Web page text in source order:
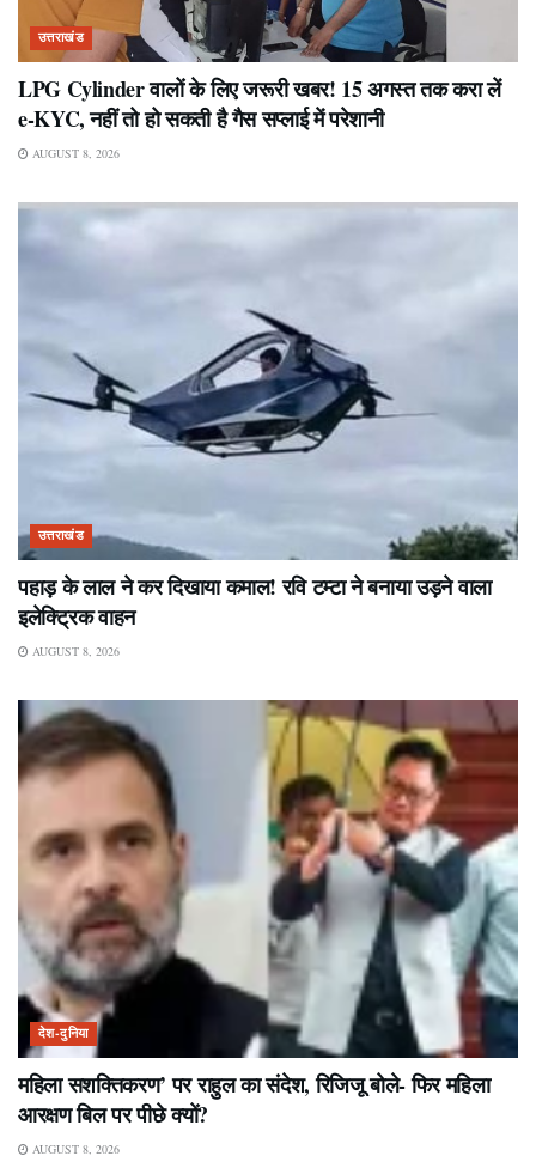
उत्तराखंड
LPG Cylinder वालों के लिए जरूरी खबर! 15 अगस्त तक करा लें
e-KYC, नहीं तो हो सकती है गैस सप्लाई में परेशानी
AUGUST 8, 2026
उत्तराखंड
पहाड़ के लाल ने कर दिखाया कमाल! रवि टम्टा ने बनाया उड़ने वाला
इलेक्ट्रिक वाहन
AUGUST 8, 2026
देश-दुनिया
महिला सशक्तिकरण’ पर राहुल का संदेश, रिजिजू बोले- फिर महिला
आरक्षण बिल पर पीछे क्यों?
AUGUST 8, 2026